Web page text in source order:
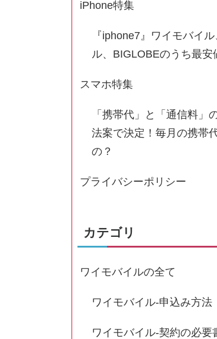
iPhone特集
『iphone7』ワイモバイ
ル、BIGLOBEのうち最安
スマホ特集
「携帯代」と「通信料」
法案で決定！毎月の携帯
の？
プライバシーポリシー
カテゴリ
ワイモバイルの全て
ワイモバイル-申込み方法
ワイモバイル-契約の必要